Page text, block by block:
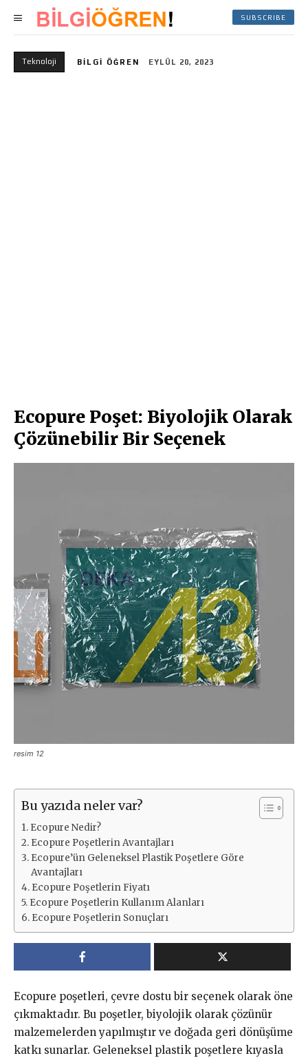
SUBSCRIBE
Teknoloji BILGI ÖĞREN EYLÜL 20, 2023
Ecopure Poşet: Biyolojik Olarak
Çözünebilir Bir Seçenek
resim 12
Bu yazıda neler var?
Ecopure Nedir?
Ecopure Poşetlerin Avantajları
Ecopure’ün Geleneksel Plastik Poşetlere Göre
Avantajları
Ecopure Poşetlerin Fiyatı
Ecopure Poşetlerin Kullanım Alanları
Ecopure Poşetlerin Sonuçları
Ecopure poşetleri, çevre dostu bir seçenek olarak öne
çıkmaktadır. Bu poşetler, biyolojik olarak çözünür
malzemelerden yapılmıştır ve doğada geri dönüşüme
katkı sunarlar. Geleneksel plastik poşetlere kıyasla